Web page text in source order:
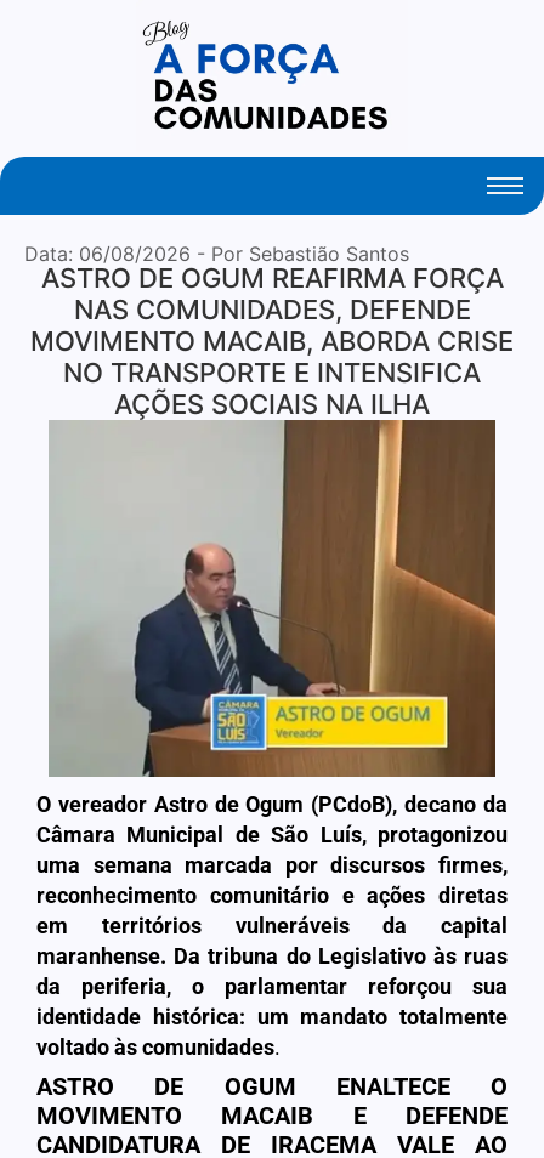
Your Daily Source of Fresh Articles
Data: 06/08/2026 - Por Sebastião Santos
ASTRO DE OGUM REAFIRMA FORÇA
NAS COMUNIDADES, DEFENDE
MOVIMENTO MACAIB, ABORDA CRISE
NO TRANSPORTE E INTENSIFICA
AÇÕES SOCIAIS NA ILHA
O vereador Astro de Ogum (PCdoB), decano da
Câmara Municipal de São Luís, protagonizou
uma semana marcada por discursos firmes,
reconhecimento comunitário e ações diretas
em territórios vulneráveis da capital
maranhense. Da tribuna do Legislativo às ruas
da periferia, o parlamentar reforçou sua
identidade histórica: um mandato totalmente
voltado às comunidades.
ASTRO DE OGUM ENALTECE O
MOVIMENTO MACAIB E DEFENDE
CANDIDATURA DE IRACEMA VALE AO